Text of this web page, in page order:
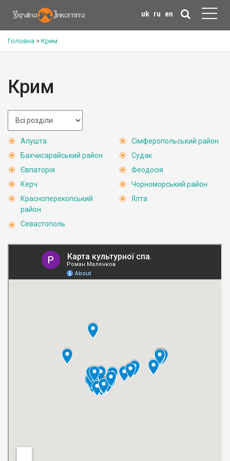
uk ru en
Головна > Крим
Крим
Алушта
Бахчисарайський район
Євпаторія
Керч
Красноперекопський
район
Севастополь
Сімферопольський район
Судак
Феодосія
Чорноморський район
Ялта